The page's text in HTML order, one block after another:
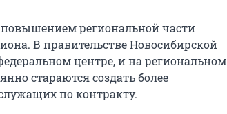
региональной части
В правительстве Новосибирской
центре, и на региональном
стараются создать более
по контракту.